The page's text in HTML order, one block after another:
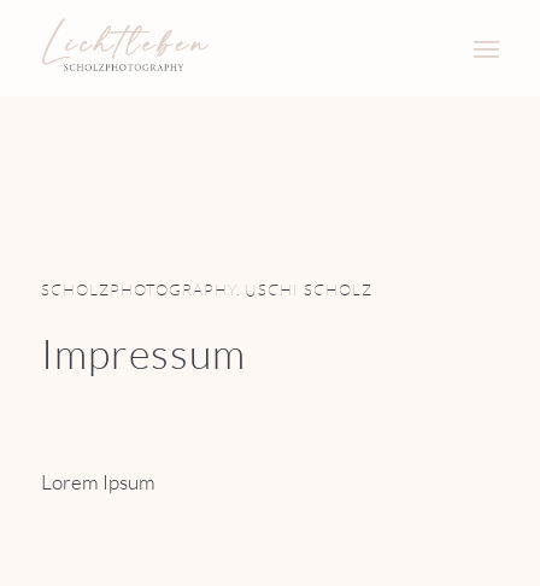
SCHOLZPHOTOGRAPHY. USCHI SCHOLZ
Impressum
Lorem Ipsum